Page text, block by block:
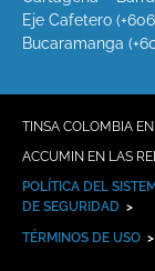
Eje Cafetero
Bucaramanga
TINSA COLOMBIA
ACCUMIN EN LAS
POLÍTICA DEL
DE SEGURIDAD >
TÉRMINOS DE USO >